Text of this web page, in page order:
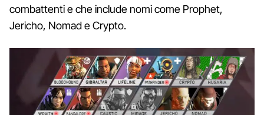
combattenti e che include nomi come Prophet,
Jericho, Nomad e Crypto.